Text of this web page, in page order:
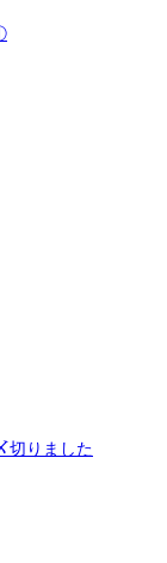
切りました